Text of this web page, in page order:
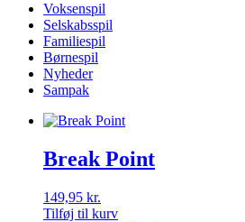
Voksenspil
Selskabsspil
Familiespil
Børnespil
Nyheder
Sampak
Break Point
149,95 kr.
Tilføj til kurv